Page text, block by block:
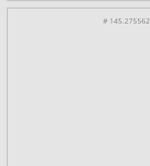
# 145.275562